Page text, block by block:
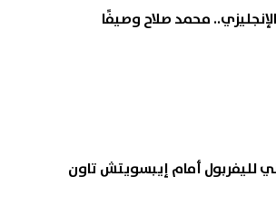
محمد صلاح وصيفًا
لليفربول أمام إيبسويتش تاون